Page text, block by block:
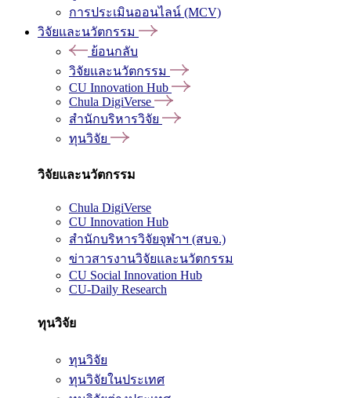
การประเมินออนไลน์ (MCV)
วิจัยและนวัตกรรม
ย้อนกลับ
วิจัยและนวัตกรรม
CU Innovation Hub
Chula DigiVerse
สำนักบริหารวิจัย
ทุนวิจัย
วิจัยและนวัตกรรม
Chula DigiVerse
CU Innovation Hub
สำนักบริหารวิจัยจุฬาฯ (สบจ.)
ข่าวสารงานวิจัยและนวัตกรรม
CU Social Innovation Hub
CU-Daily Research
ทุนวิจัย
ทุนวิจัย
ทุนวิจัยในประเทศ